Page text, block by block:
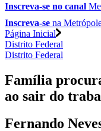
Inscreva-se no canal
Inscreva-se na
Página Inicial
Distrito Federal
Distrito Federal
Família
ao sair do
Fernando